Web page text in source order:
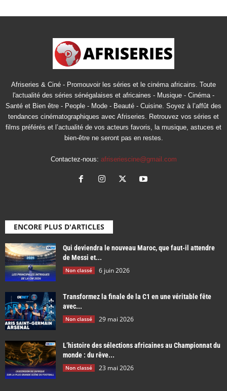
Afriseries & Ciné - Promouvoir les séries et le cinéma africains. Toute
l'actualité des séries sénégalaises et africaines - Musique - Cinéma -
Santé et Bien être - People - Mode - Beauté - Cuisine. Soyez à l’affût des
tendances cinématographiques avec Afriseries. Retrouvez vos séries et
films préférés et l’actualité de vos acteurs favoris, la musique, astuces et
bien-être ne seront pas en restes.
Contactez-nous: afriseriescine@gmail.com
ENCORE PLUS D'ARTICLES
Qui deviendra le nouveau Maroc, que faut-il attendre
de Messi et...
Non classé 6 juin 2026
Transformez la finale de la C1 en une véritable fête
avec...
Non classé 29 mai 2026
L’histoire des sélections africaines au Championnat du
monde : du rêve...
Non classé 23 mai 2026